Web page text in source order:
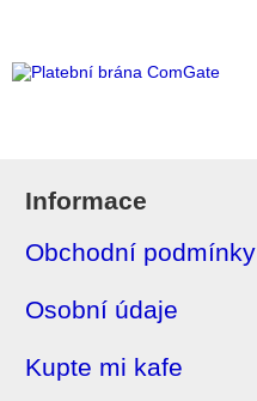
Informace
Obchodní podmínky
Osobní údaje
Kupte mi kafe